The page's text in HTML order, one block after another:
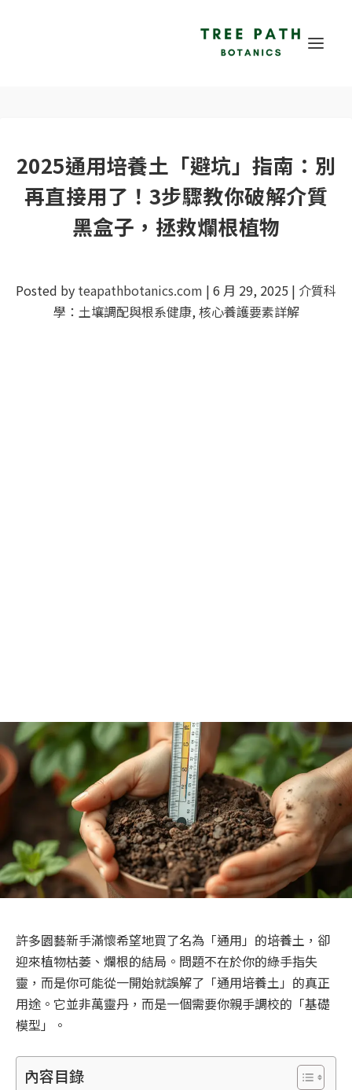
2025通用培養土「避坑」指南：別
再直接用了！3步驟教你破解介質
黑盒子，拯救爛根植物
Posted by teapathbotanics.com | 6 月 29, 2025 | 介質科
學：土壤調配與根系健康,核心養護要素詳解
許多園藝新手滿懷希望地買了名為「通用」的培養土，卻
迎來植物枯萎、爛根的結局。問題不在於你的綠手指失
靈，而是你可能從一開始就誤解了「通用培養土」的真正
用途。它並非萬靈丹，而是一個需要你親手調校的「基礎
模型」。
內容目錄